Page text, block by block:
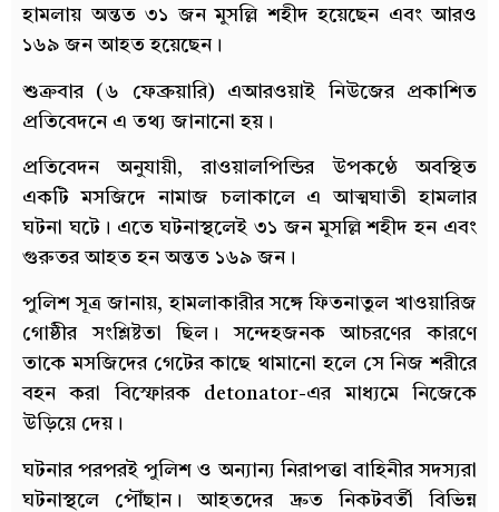
হামলায় অন্তত ৩১ জন মুসল্লি শহীদ হয়েছেন এবং আরও
১৬৯ জন আহত হয়েছেন।
শুক্রবার (৬ ফেব্রুয়ারি) এআরওয়াই নিউজের প্রকাশিত
প্রতিবেদনে এ তথ্য জানানো হয়।
প্রতিবেদন অনুযায়ী, রাওয়ালপিন্ডির উপকণ্ঠে অবস্থিত
একটি মসজিদে নামাজ চলাকালে এ আত্মঘাতী হামলার
ঘটনা ঘটে। এতে ঘটনাস্থলেই ৩১ জন মুসল্লি শহীদ হন এবং
গুরুতর আহত হন অন্তত ১৬৯ জন।
পুলিশ সূত্র জানায়, হামলাকারীর সঙ্গে ফিতনাতুল খাওয়ারিজ
গোষ্ঠীর সংশ্লিষ্টতা ছিল। সন্দেহজনক আচরণের কারণে
তাকে মসজিদের গেটের কাছে থামানো হলে সে নিজ শরীরে
বহন করা বিস্ফোরক detonator-এর মাধ্যমে নিজেকে
উড়িয়ে দেয়।
ঘটনার পরপরই পুলিশ ও অন্যান্য নিরাপত্তা বাহিনীর সদস্যরা
ঘটনাস্থলে পৌঁছান। আহতদের দ্রুত নিকটবর্তী বিভিন্ন